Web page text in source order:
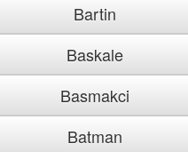
Bartin
Baskale
Basmakci
Batman